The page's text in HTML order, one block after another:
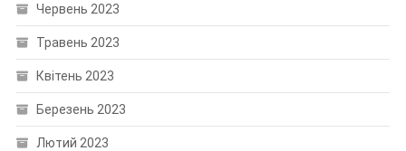
Червень 2023
Травень 2023
Квітень 2023
Березень 2023
Лютий 2023